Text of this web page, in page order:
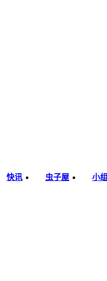
快讯 虫子屋 小组